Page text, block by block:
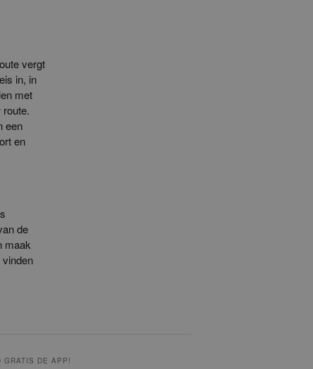
vergt
in, in
met
een
en
de
maak
GRATIS DE APP!